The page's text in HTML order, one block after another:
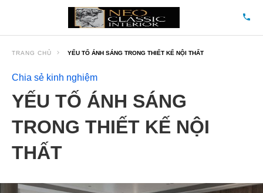
TRANG CHỦ YẾU TỐ ÁNH SÁNG TRONG THIẾT KẾ NỘI THẤT
Chia sẻ kinh nghiệm
YẾU TỐ ÁNH SÁNG
TRONG THIẾT KẾ NỘI
THẤT